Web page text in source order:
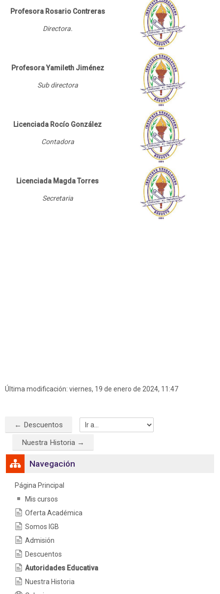
Profesora Rosario Contreras
Directora.
Profesora Yamileth Jiménez
Sub directora
Licenciada Rocío González
Contadora
Licenciada Magda Torres
Secretaria
Última modificación: viernes, 19 de enero de 2024, 11:47
← Descuentos Ir a...
Nuestra Historia →
Salta Navegación
Navegación
Página Principal
Mis cursos
Oferta Académica
Somos IGB
Admisión
Descuentos
Autoridades Educativa
Nuestra Historia